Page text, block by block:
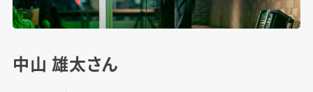
中山 雄太さん